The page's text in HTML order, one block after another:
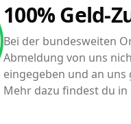
100% Geld-
Bei der bundesweiten
Abmeldung von uns
eingegeben und an
Mehr dazu findest du